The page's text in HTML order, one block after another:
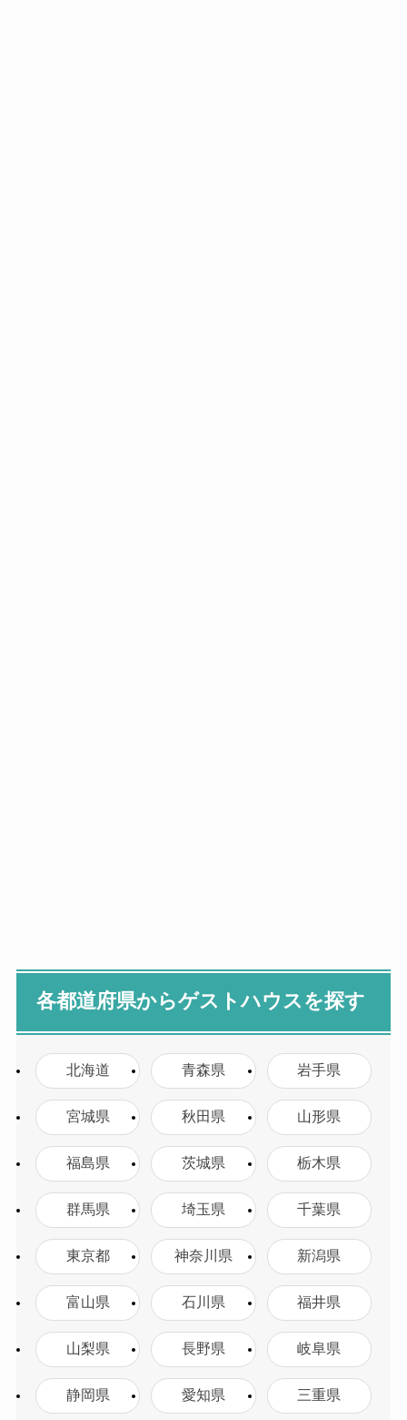
各都道府県からゲストハウスを探す
北海道 青森県 岩手県
宮城県 秋田県 山形県
福島県 茨城県 栃木県
群馬県 埼玉県 千葉県
東京都 神奈川県 新潟県
富山県 石川県 福井県
山梨県 長野県 岐阜県
静岡県 愛知県 三重県